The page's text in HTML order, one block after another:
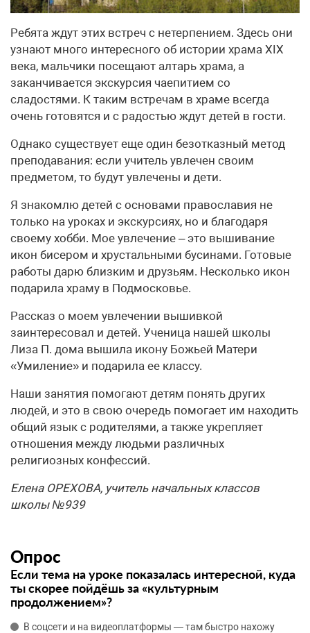
Ребята ждут этих встреч с нетерпением. Здесь они
узнают много интересного об истории храма XIX
века, мальчики посещают алтарь храма, а
заканчивается экскурсия чаепитием со
сладостями. К таким встречам в храме всегда
очень готовятся и с радостью ждут детей в гости.
Однако существует еще один безотказный метод
преподавания: если учитель увлечен своим
предметом, то будут увлечены и дети.
Я знакомлю детей с основами православия не
только на уроках и экскурсиях, но и благодаря
своему хобби. Мое увлечение – это вышивание
икон бисером и хрустальными бусинами. Готовые
работы дарю близким и друзьям. Несколько икон
подарила храму в Подмосковье.
Рассказ о моем увлечении вышивкой
заинтересовал и детей. Ученица нашей школы
Лиза П. дома вышила икону Божьей Матери
«Умиление» и подарила ее классу.
Наши занятия помогают детям понять других
людей, и это в свою очередь помогает им находить
общий язык с родителями, а также укрепляет
отношения между людьми различных
религиозных конфессий.
Елена ОРЕХОВА, учитель начальных классов
школы №939
Опрос
Если тема на уроке показалась интересной, куда
ты скорее пойдёшь за «культурным
продолжением»?
В соцсети и на видеоплатформы — там быстро нахожу